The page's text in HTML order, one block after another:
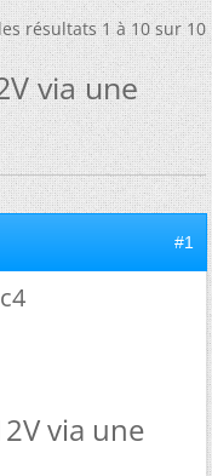
résultats 1 à 10 sur 10
via une
#1
via une